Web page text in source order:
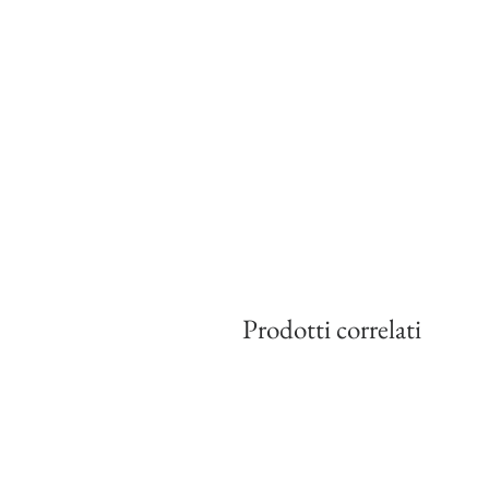
Prodotti correlati